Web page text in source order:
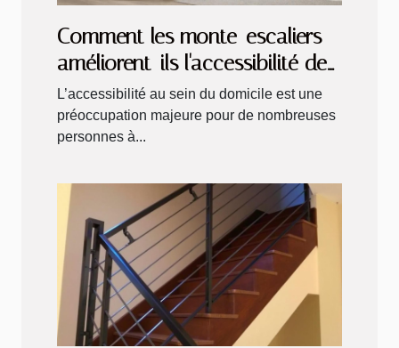
Comment les monte-escaliers
améliorent-ils l'accessibilité des
maisons ?
L’accessibilité au sein du domicile est une
préoccupation majeure pour de nombreuses
personnes à...